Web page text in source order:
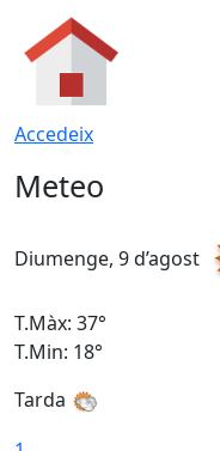
Accedeix
Meteo
Diumenge, 9 d’agost
T.Màx: 37°
T.Min: 18°
Tarda